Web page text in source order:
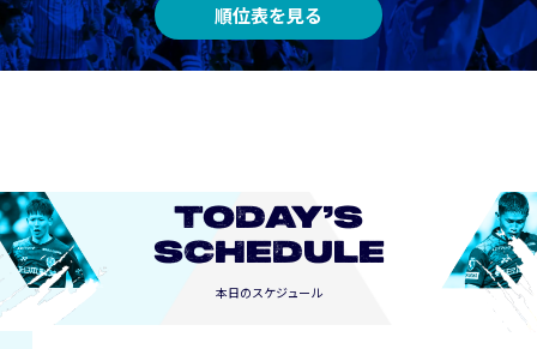
順位表を見る
TODAY’S
SCHEDULE
本日のスケジュール